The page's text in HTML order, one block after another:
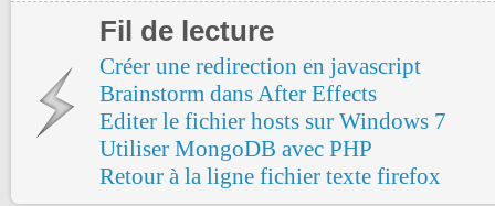
Fil de lecture
Créer une redirection en javascript
Brainstorm dans After Effects
Editer le fichier hosts sur Windows 7
Utiliser MongoDB avec PHP
Retour à la ligne fichier texte firefox